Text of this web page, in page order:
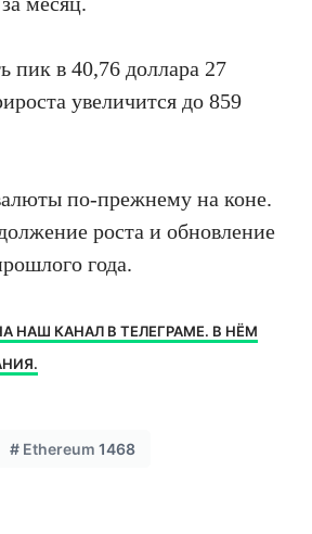
пик в 40,76 доллара 27
увеличится до 859
по-прежнему на коне.
роста и обновление
года.
НАШ КАНАЛ В ТЕЛЕГРАМЕ. В НЁМ
# Ethereum 1468